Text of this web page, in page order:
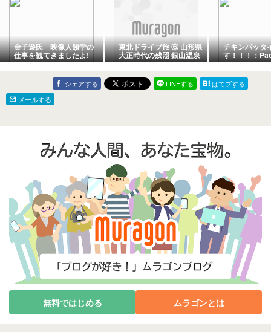
金子遊氏 映像人類学の
仕事を観てきましたよ!
東北ドライブ旅 ⑥ 山形県
大正時代の残照 銀山温泉
再訪
チキンパッタ
す！！！：
&#38; Tom
シェアする LINEする
はてブする
メールする
無料ではじめる ムラゴンとは